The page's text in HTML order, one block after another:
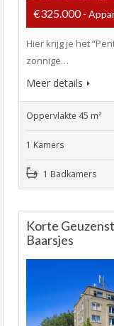
€325.000-
Hier krijg je het
zonnige…
Meer details
Oppervlakte 45 m²
1 Kamers
1 Badkamers
Korte
Baarsjes